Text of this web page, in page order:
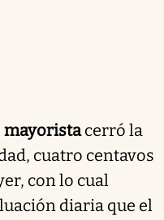
mayoristacerró la
cuatro centavos
con lo cual
diaria que el